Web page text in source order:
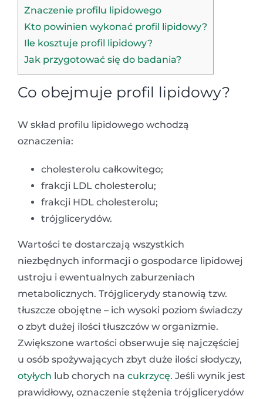
Znaczenie profilu lipidowego
Kto powinien wykonać profil lipidowy?
Ile kosztuje profil lipidowy?
Jak przygotować się do badania?
Co obejmuje profil lipidowy?
W skład profilu lipidowego wchodzą
oznaczenia:
cholesterolu całkowitego;
frakcji LDL cholesterolu;
frakcji HDL cholesterolu;
trójglicerydów.
Wartości te dostarczają wszystkich
niezbędnych informacji o gospodarce lipidowej
ustroju i ewentualnych zaburzeniach
metabolicznych. Trójglicerydy stanowią tzw.
tłuszcze obojętne – ich wysoki poziom świadczy
o zbyt dużej ilości tłuszczów w organizmie.
Zwiększone wartości obserwuje się najczęściej
u osób spożywających zbyt duże ilości słodyczy,
otyłych lub chorych na cukrzycę. Jeśli wynik jest
prawidłowy, oznaczenie stężenia trójglicerydów